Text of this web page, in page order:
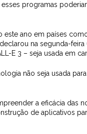
programas
ano em países
na segunda-
E 3 – seja usada em
não seja usada
a eficácia das
de aplicativos